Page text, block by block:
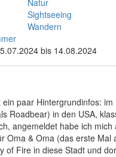
Natur
Sightseeing
Wandern
bis 14.08.2024
ein paar Hintergrundinfos:
Roadbear) in den USA,
angemeldet habe ich
Oma & Oma (das erste
of Fire in diese Stadt und